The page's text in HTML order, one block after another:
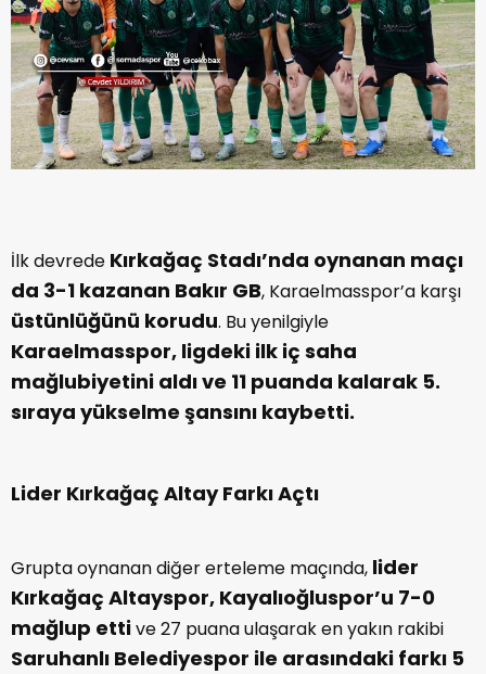
İlk devrede Kırkağaç Stadı’nda oynanan maçı
da 3-1 kazanan Bakır GB, Karaelmasspor’a karşı
üstünlüğünü korudu. Bu yenilgiyle
Karaelmasspor, ligdeki ilk iç saha
mağlubiyetini aldı ve 11 puanda kalarak 5.
sıraya yükselme şansını kaybetti.
Lider Kırkağaç Altay Farkı Açtı
Grupta oynanan diğer erteleme maçında, lider
Kırkağaç Altayspor, Kayalıoğluspor’u 7-0
mağlup ettive 27 puana ulaşarak en yakın rakibi
Saruhanlı Belediyespor ile arasındaki farkı 5